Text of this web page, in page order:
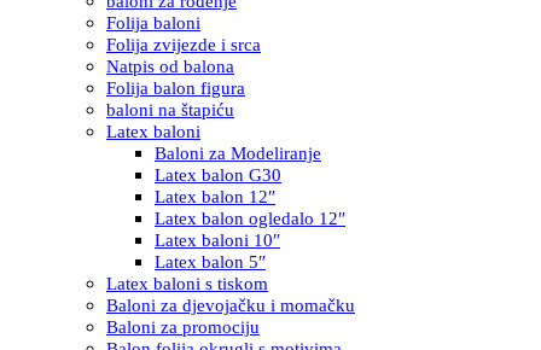
Folija baloni
Folija zvijezde i srca
Natpis od balona
Folija balon figura
baloni na štapiću
Latex baloni
Baloni za Modeliranje
Latex balon G30
Latex balon 12″
Latex balon ogledalo 12″
Latex baloni 10″
Latex balon 5″
Latex baloni s tiskom
Baloni za djevojačku i momačku
Baloni za promociju